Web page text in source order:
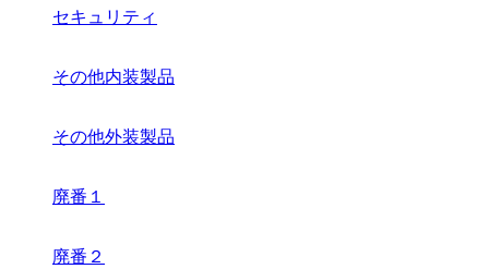
セキュリティ
その他内装製品
その他外装製品
廃番１
廃番２